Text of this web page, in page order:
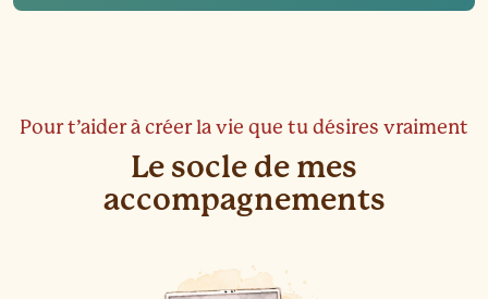
Pour t’aider à créer la vie que tu désires vraiment
Le socle de mes
accompagnements